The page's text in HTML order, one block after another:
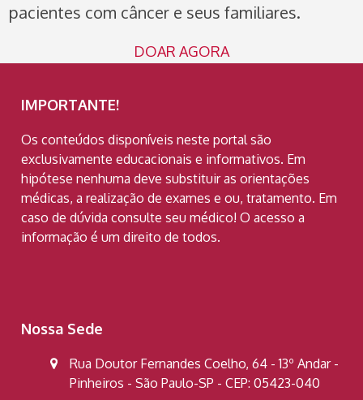
pacientes com câncer e seus familiares.
DOAR AGORA
IMPORTANTE!
Os conteúdos disponíveis neste portal são
exclusivamente educacionais e informativos. Em
hipótese nenhuma deve substituir as orientações
médicas, a realização de exames e ou, tratamento. Em
caso de dúvida consulte seu médico! O acesso a
informação é um direito de todos.
Nossa Sede
Rua Doutor Fernandes Coelho, 64 - 13º Andar -
Pinheiros - São Paulo-SP - CEP: 05423-040